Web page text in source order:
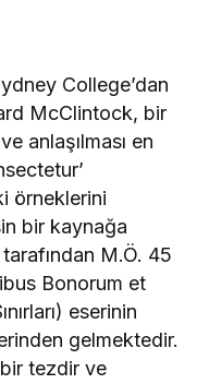
College’dan
McClintock, bir
anlaşılması en
örneklerini
bir kaynağa
M.Ö. 45
Bonorum et
eserinin
gelmektedir.
tezdir ve